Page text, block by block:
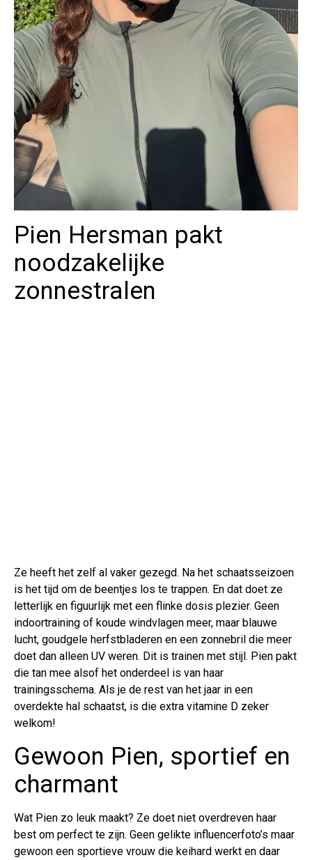
Pien Hersman pakt
noodzakelijke
zonnestralen
Ze heeft het zelf al vaker gezegd. Na het schaatsseizoen
is het tijd om de beentjes los te trappen. En dat doet ze
letterlijk en figuurlijk met een flinke dosis plezier. Geen
indoortraining of koude windvlagen meer, maar blauwe
lucht, goudgele herfstbladeren en een zonnebril die meer
doet dan alleen UV weren. Dit is trainen met stijl. Pien pakt
die tan mee alsof het onderdeel is van haar
trainingsschema. Als je de rest van het jaar in een
overdekte hal schaatst, is die extra vitamine D zeker
welkom!
Gewoon Pien, sportief en
charmant
Wat Pien zo leuk maakt? Ze doet niet overdreven haar
best om perfect te zijn. Geen gelikte influencerfoto’s maar
gewoon een sportieve vrouw die keihard werkt en daar